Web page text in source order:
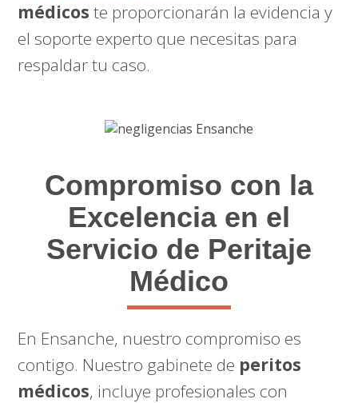
médicos te proporcionarán la evidencia y
el soporte experto que necesitas para
respaldar tu caso.
Compromiso con la
Excelencia en el
Servicio de Peritaje
Médico
En Ensanche, nuestro compromiso es
contigo. Nuestro gabinete de peritos
médicos, incluye profesionales con